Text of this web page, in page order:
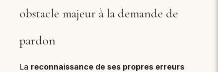
obstacle majeur à la demande de
pardon
La reconnaissance de ses propres erreurs